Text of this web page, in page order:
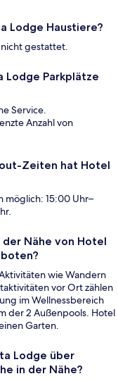
Lodge Haustiere?
gestattet.
Lodge Parkplätze
Service.
Anzahl von
Zeiten hat Hotel
möglich: 15:00 Uhr–
Nähe von Hotel
wie Wandern
vor Ort zählen
im Wellnessbereich
der 2 Außenpools. Hotel
Garten.
Lodge über
in der Nähe?